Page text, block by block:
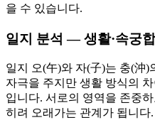
을 수 있습니다.
일지 분석 — 생활·속궁합
일지 오(午)와 자(子)는 충(沖
자극을 주지만 생활 방식의
입니다. 서로의 영역을 존중
히려 오래가는 관계가 됩니다.